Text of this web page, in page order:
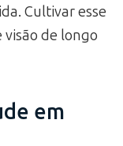
Cultivar esse
de longo
em